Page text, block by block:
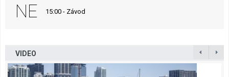
NE 15:00 - Závod
VIDEO